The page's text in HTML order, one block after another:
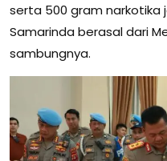
serta 500 gram narkotika
Samarinda berasal dari
sambungnya.